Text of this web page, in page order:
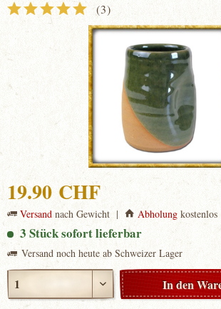
(3)
19.90 CHF
Versandnach Gewicht | Abholung kostenlos
3 Stück sofort lieferbar
Versand noch heute ab Schweizer Lager
In den